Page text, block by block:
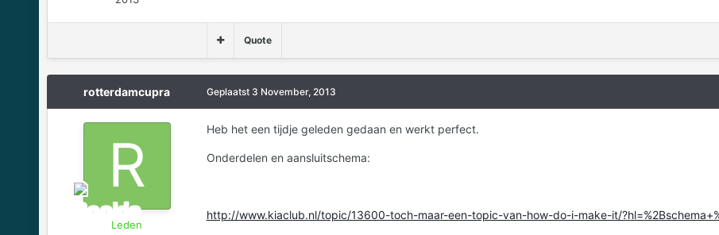
Quote
rotterdamcupra
Leden
Geplaatst 3 November, 2013
Heb het een tijdje geleden gedaan en werkt perfect.
Onderdelen en aansluitschema:
http://www.kiaclub.nl/topic/13600-toch-maar-een-topic-van-how-do-i-make-it/